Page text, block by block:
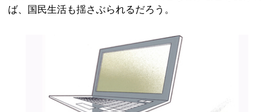
ば、国民生活も揺さぶられるだろう。